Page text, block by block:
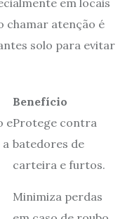
chamar atenção é
solo para evitar
Benefício
eProtege contra
batedores de
carteira e furtos.
Minimiza perdas